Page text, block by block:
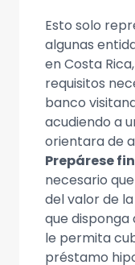
Esto solo
algunas
en Costa
requisitos
banco
acudiendo a
orientara de
Prepárese
necesario
del valor de
que disponga
le permita
préstamo